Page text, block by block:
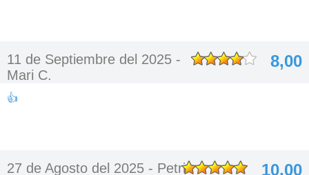
11 de Septiembre del 2025 -
Mari C.
8,00
👍
27 de Agosto del 2025 - Petri
10,00